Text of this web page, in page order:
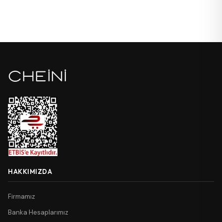
HAKKIMIZDA
Firmamız
Banka Hesaplarımız